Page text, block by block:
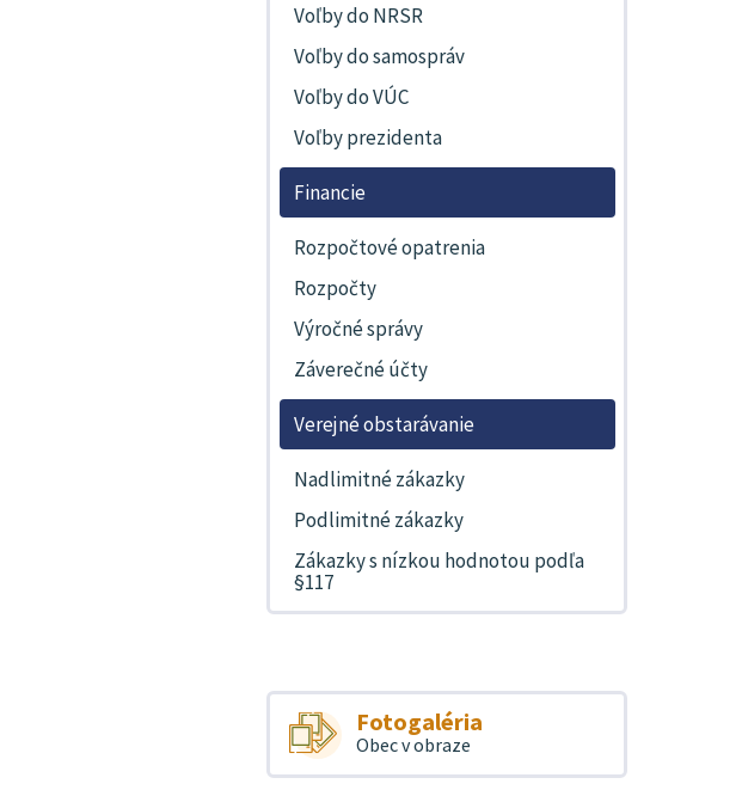
Voľby do NRSR
Voľby do samospráv
Voľby do VÚC
Voľby prezidenta
Financie
Rozpočtové opatrenia
Rozpočty
Výročné správy
Záverečné účty
Verejné obstarávanie
Nadlimitné zákazky
Podlimitné zákazky
Zákazky s nízkou hodnotou podľa
§117
Fotogaléria
Obec v obraze